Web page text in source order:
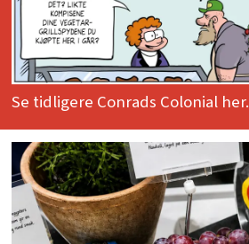
Se tidligere Conrads Colonial her.